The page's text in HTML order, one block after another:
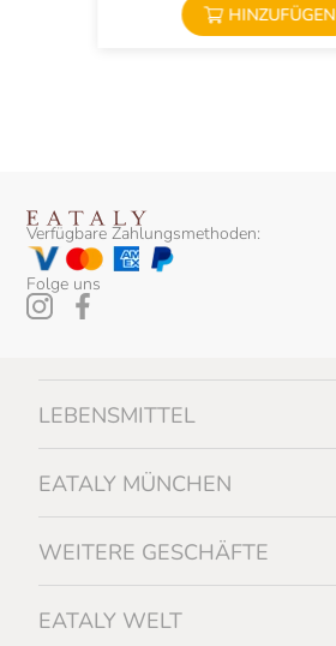
HINZUFÜGEN
Verfügbare Zahlungsmethoden:
Folge uns
LEBENSMITTEL
EATALY MÜNCHEN
WEITERE GESCHÄFTE
EATALY WELT